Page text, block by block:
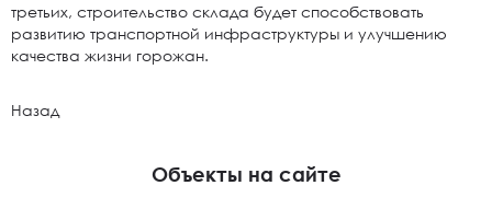
третьих, строительство склада будет способствовать
развитию транспортной инфраструктуры и улучшению
качества жизни горожан.
Назад
Объекты на сайте